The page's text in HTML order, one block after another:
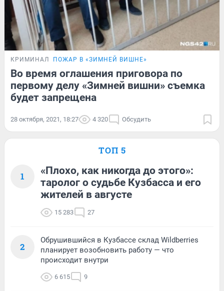
КРИМИНАЛ ПОЖАР В «ЗИМНЕЙ ВИШНЕ»
Во время оглашения приговора по
первому делу «Зимней вишни» съемка
будет запрещена
28 октября, 2021, 18:27 4 320 Обсудить
ТОП 5
1
«Плохо, как никогда до этого»:
таролог о судьбе Кузбасса и его
жителей в августе
15 283 27
2
Обрушившийся в Кузбассе склад Wildberries
планирует возобновить работу — что
происходит внутри
6 615 9